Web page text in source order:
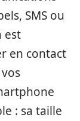
SMS ou
est
en contact
: sa taille